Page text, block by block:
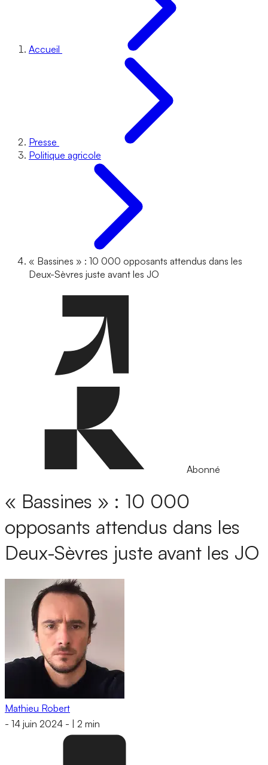
Accueil
Presse
Politique agricole
« Bassines » : 10 000 opposants attendus dans les
Deux-Sèvres juste avant les JO
Abonné
« Bassines » : 10 000
opposants attendus dans les
Deux-Sèvres juste avant les JO
Mathieu Robert
- 14 juin 2024 - 2 min